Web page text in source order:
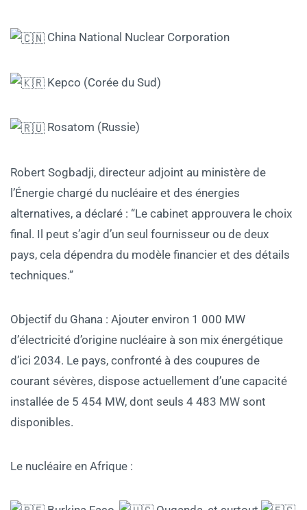
China National Nuclear Corporation
Kepco (Corée du Sud)
Rosatom (Russie)
Robert Sogbadji, directeur adjoint au ministère de
l’Énergie chargé du nucléaire et des énergies
alternatives, a déclaré : “Le cabinet approuvera le choix
final. Il peut s’agir d’un seul fournisseur ou de deux
pays, cela dépendra du modèle financier et des détails
techniques.”
Objectif du Ghana : Ajouter environ 1 000 MW
d’électricité d’origine nucléaire à son mix énergétique
d’ici 2034. Le pays, confronté à des coupures de
courant sévères, dispose actuellement d’une capacité
installée de 5 454 MW, dont seuls 4 483 MW sont
disponibles.
Le nucléaire en Afrique :